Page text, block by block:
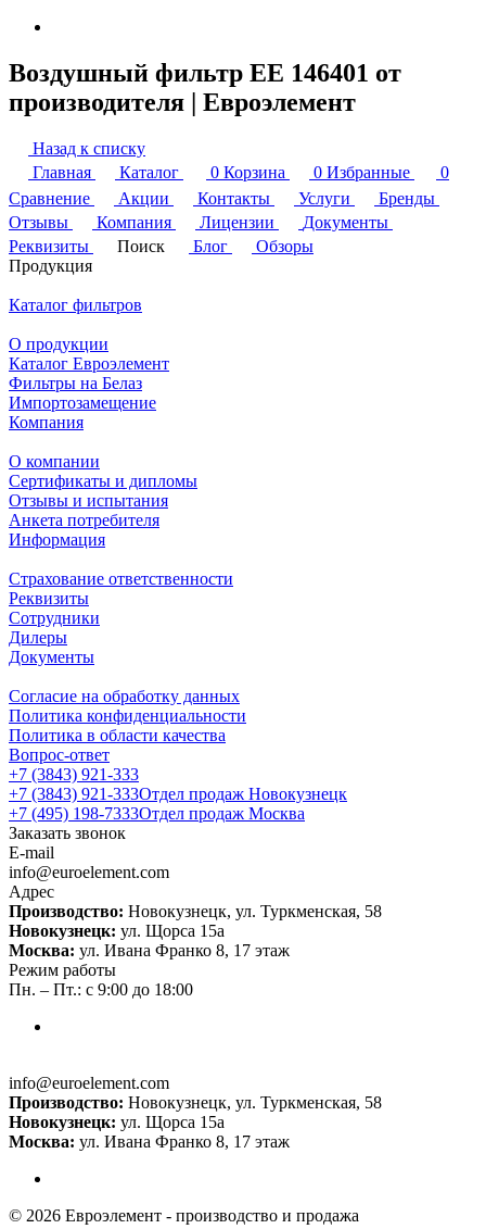
Воздушный фильтр ЕЕ 146401 от
производителя | Евроэлемент
Назад к списку
Главная
Каталог 0 Корзина 0 Избранные
0
Сравнение
Акции Контакты Услуги
Бренды
Отзывы
Компания Лицензии
Документы
Реквизиты
Поиск Блог
Обзоры
Продукция
Каталог фильтров
О продукции
Каталог Евроэлемент
Фильтры на Белаз
Импортозамещение
Компания
О компании
Сертификаты и дипломы
Отзывы и испытания
Анкета потребителя
Информация
Страхование ответственности
Реквизиты
Сотрудники
Дилеры
Документы
Согласие на обработку данных
Политика конфиденциальности
Политика в области качества
Вопрос-ответ
+7 (3843) 921-333
+7 (3843) 921-333Отдел продаж Новокузнецк
+7 (495) 198-7333Отдел продаж Москва
Заказать звонок
E-mail
info@euroelement.com
Адрес
Производство: Новокузнецк, ул. Туркменская, 58
Новокузнецк: ул. Щорса 15а
Москва: ул. Ивана Франко 8, 17 этаж
Режим работы
Пн. – Пт.: с 9:00 до 18:00
info@euroelement.com
Производство: Новокузнецк, ул. Туркменская, 58
Новокузнецк: ул. Щорса 15а
Москва: ул. Ивана Франко 8, 17 этаж
© 2026 Евроэлемент - производство и продажа